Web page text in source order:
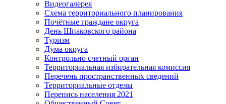
Видеогалерея
Схема территориального планирования
Почётные граждане округа
День Шпаковского района
Туризм
Дума округа
Контрольно счетный орган
Территориальная избирательная комиссия
Перечень пространственных сведений
Территориальные отделы
Перепись населения 2021